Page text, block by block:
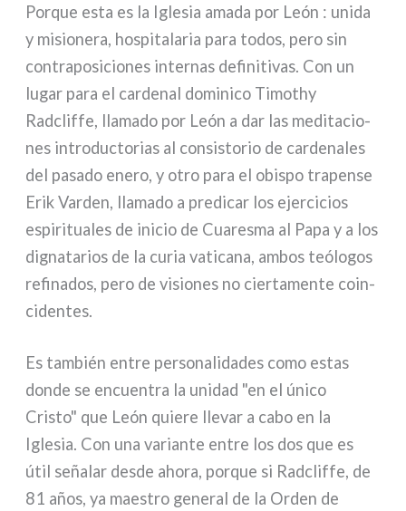
Porque esta es la Iglesia ama­da por León : uni­da
y misio­ne­ra, hospi­ta­la­ria para todos, pero sin
con­tra­po­si­cio­nes inter­nas defi­ni­ti­vas. Con un
lugar para el car­de­nal domi­ni­co Timothy
Radcliffe, lla­ma­do por León a dar las medi­ta­cio­
nes intro­duc­to­rias al con­si­sto­rio de car­de­na­les
del pasa­do ene­ro, y otro para el obi­spo tra­pen­se
Erik Varden, lla­ma­do a pre­di­car los ejer­ci­cios
espi­ri­tua­les de ini­cio de Cuaresma al Papa y a los
digna­ta­rios de la curia vati­ca­na, ambos teó­lo­gos
refi­na­dos, pero de visio­nes no cier­ta­men­te coin­
ci­den­tes.
Es tam­bién entre per­so­na­li­da­des como estas
don­de se encuen­tra la uni­dad "en el úni­co
Cristo" que León quie­re lle­var a cabo en la
Iglesia. Con una varian­te entre los dos que es
útil seña­lar desde aho­ra, por­que si Radcliffe, de
81 años, ya mae­stro gene­ral de la Orden de